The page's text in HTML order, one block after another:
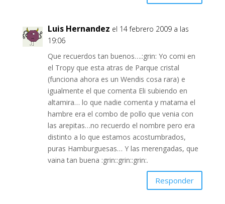
Luis Hernandez el 14 febrero 2009 a las
19:06
Que recuerdos tan buenos….:grin: Yo comi en
el Tropy que esta atras de Parque cristal
(funciona ahora es un Wendis cosa rara) e
igualmente el que comenta Eli subiendo en
altamira… lo que nadie comenta y matama el
hambre era el combo de pollo que venia con
las arepitas…no recuerdo el nombre pero era
distinto a lo que estamos acostumbrados,
puras Hamburguesas… Y las merengadas, que
vaina tan buena :grin::grin::grin:.
Responder